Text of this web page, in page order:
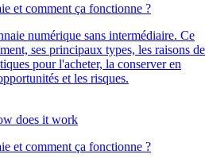
et comment ça fonctionne ?
numérique sans intermédiaire. Ce
ses principaux types, les raisons de
pour l'acheter, la conserver en
et les risques.
et comment ça fonctionne ?